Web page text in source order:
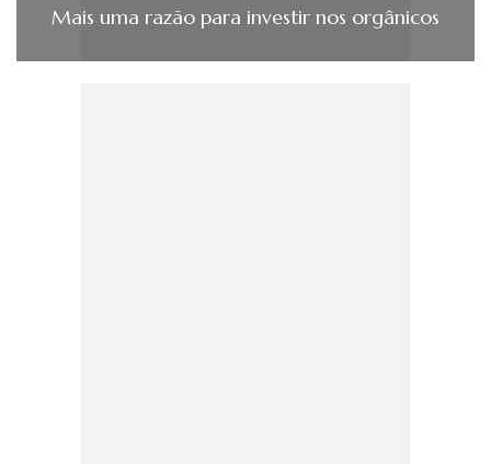
Mais uma razão para investir nos orgânicos